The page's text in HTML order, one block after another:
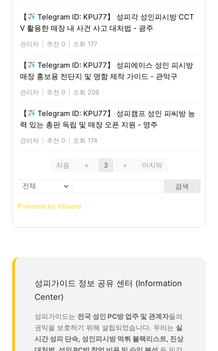
【
Telegram ID: KPU77】 성피각 성인피시방 CCT
V 활용한 매장 내 사건 사고 대처법 - 광주
관리자 추천 0 조회 177
【
Telegram ID: KPU77】 성피에이스 성인 피시방
매장 홍보용 전단지 및 명함 제작 가이드 - 관악구
관리자 추천 0 조회 208
【
Telegram ID: KPU77】 성피캠프 성인 피씨방 능
력 있는 총판 독립 및 매장 오픈 지원 - 영주
관리자 추천 0 조회 174
처음 « 3 » 마지막
검색
Powered by KBoard
성피가이드 정보 공유 센터 (Information
Center)
성피가이드는 전국 성인 PC방 업주 및 관계자들의
권익을 보호하기 위해 설립되었습니다. 우리는 실
시간 성피 단속, 성인피시방 먹튀 블랙리스트, 진상